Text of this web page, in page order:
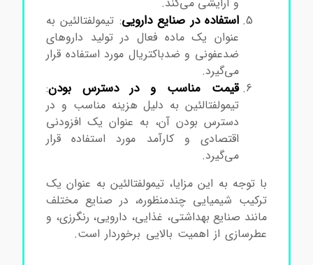
استفاده در صنایع دارویی: تیمولفتالئین به
عنوان یک ماده فعال در تولید داروهای
ضدعفونی و ضدباکتریال مورد استفاده قرار
می‌گیرد.خرید تیمولفتالئین
قیمت مناسب و در دسترس بودن:
تیمولفتالئین به دلیل هزینه مناسب و در
دسترس بودن آن، به عنوان یک افزودنی
اقتصادی و کارآمد مورد استفاده قرار
می‌گیرد.خرید تیمولفتالئین
با توجه به این مزایا، تیمولفتالئین به عنوان یک
ترکیب شیمیایی چندمنظوره، در صنایع مختلف
مانند صنایع بهداشتی، غذایی، دارویی، رنگرزی، و
عطرسازی از اهمیت بالایی برخوردار است.خرید